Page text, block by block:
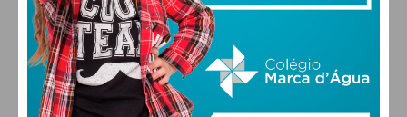
FARMACIAS DE SERVIÇO EM PAÇOS DE
FERREIRA